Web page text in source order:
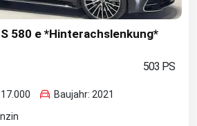
580 e *Hinterachslenkung*
503 PS
Baujahr: 2021